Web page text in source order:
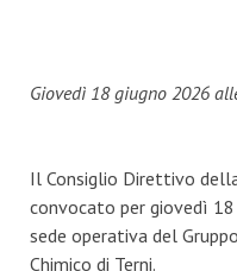
Giovedì 18 giugno 2026
Il Consiglio Direttivo
convocato per giovedì
sede operativa del
Chimico di Terni.